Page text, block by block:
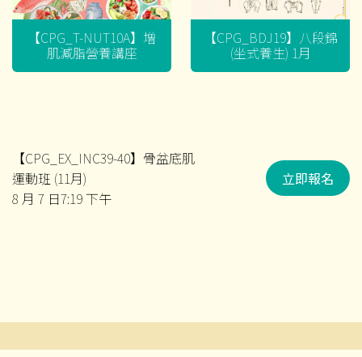
【CPG_T-NUT10A】增
肌減脂營養講座
【CPG_BDJ19】八段錦
(坐式養生) 1月
【CPG_EX_INC39-40】骨盆底肌
運動班 (11月)
8 月 7 日7:19 下午
立即報名